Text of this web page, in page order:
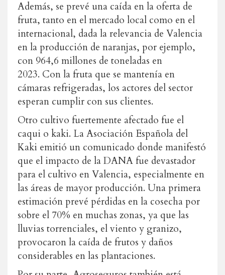
Además, se prevé una caída en la oferta de
fruta, tanto en el mercado local como en el
internacional, dada la relevancia de Valencia
en la producción de naranjas, por ejemplo,
con 964,6 millones de toneladas en
2023. Con la fruta que se mantenía en
cámaras refrigeradas, los actores del sector
esperan cumplir con sus clientes.
Otro cultivo fuertemente afectado fue el
caqui o kaki. La Asociación Española del
Kaki emitió un comunicado donde manifestó
que el impacto de la DANA fue devastador
para el cultivo en Valencia, especialmente en
las áreas de mayor producción. Una primera
estimación prevé pérdidas en la cosecha por
sobre el 70% en muchas zonas, ya que las
lluvias torrenciales, el viento y granizo,
provocaron la caída de frutos y daños
considerables en las plantaciones.